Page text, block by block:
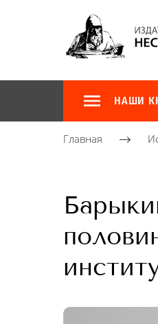
НАШИ
Главная